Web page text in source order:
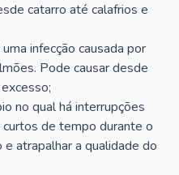
catarro até calafrios e
infecção causada por
Pode causar desde
no qual há interrupções
de tempo durante o
e atrapalhar a qualidade do